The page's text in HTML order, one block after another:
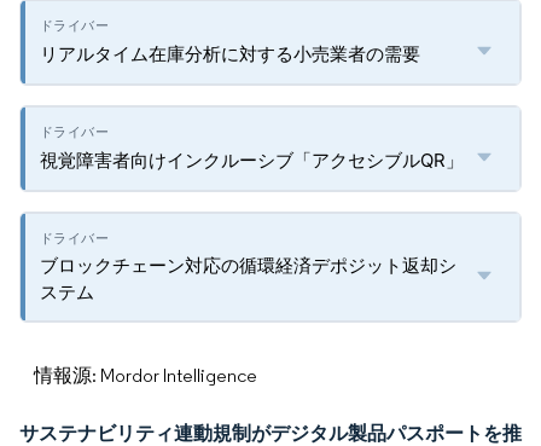
リアルタイム在庫分析に対する小売業者の需要
視覚障害者向けインクルーシブ「アクセシブルQR」
ブロックチェーン対応の循環経済デポジット返却シ
ステム
情報源: Mordor Intelligence
サステナビリティ連動規制がデジタル製品パスポートを推